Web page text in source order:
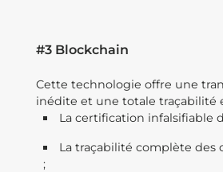
#3 Blockchain
Cette technologie offre une
inédite et une totale traçabilité
La certification infalsifiable
La traçabilité complète des
;